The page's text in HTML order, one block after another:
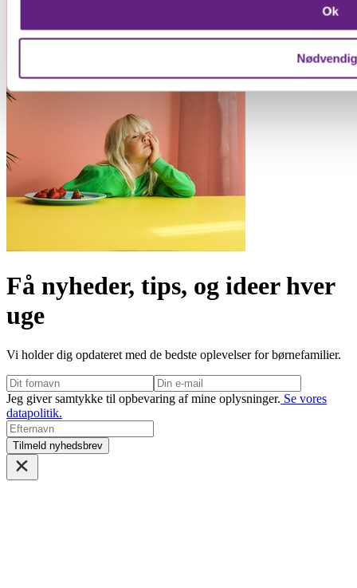
Vi bruger cookies til at forbedre brugeroplevelsen på
oplysninger om din brug af vores hjemmeside med vores
Ok
Få nyheder, tips, og ideer hver
uge
Vi holder dig opdateret med de bedste oplevelser for børnefamilier.
Jeg giver samtykke til opbevaring af mine oplysninger. Se vores
datapolitik.
Tilmeld nyhedsbrev